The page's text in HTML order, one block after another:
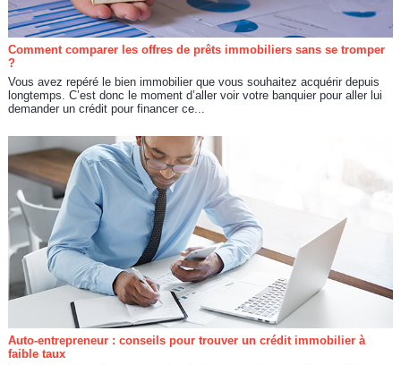
Comment comparer les offres de prêts immobiliers sans se tromper
?
Vous avez repéré le bien immobilier que vous souhaitez acquérir depuis
longtemps. C’est donc le moment d’aller voir votre banquier pour aller lui
demander un crédit pour financer ce...
Auto-entrepreneur : conseils pour trouver un crédit immobilier à
faible taux